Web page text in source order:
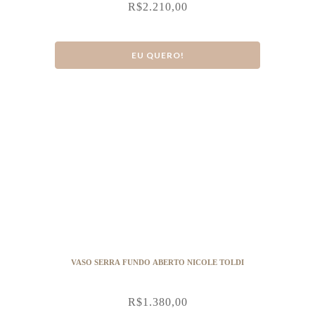
R$2.210,00
EU QUERO!
VASO SERRA FUNDO ABERTO NICOLE TOLDI
R$1.380,00